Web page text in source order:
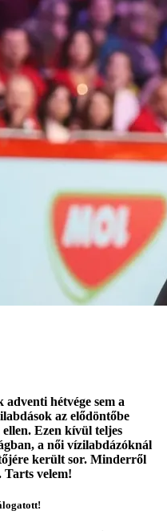
adventi hétvége sem a
az elődöntőbe
Ezen kívül teljes
a női vízilabdázóknál
került sor. Minderről
Tarts velem!